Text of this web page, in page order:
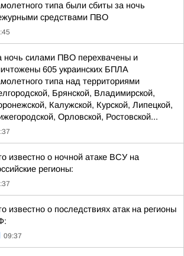
типа были сбиты за ночь
средствами ПВО
ночь силами ПВО перехвачены и
605 украинских БПЛА
типа над территориями
Брянской, Владимирской,
Калужской, Курской, Липецкой,
Орловской, Ростовской...
известно о ночной атаке ВСУ на
регионы:
известно о последствиях атак на регионы
09:37